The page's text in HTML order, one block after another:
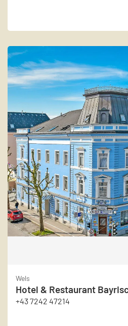
Wels
Hotel & Restaurant
+43 7242 47214